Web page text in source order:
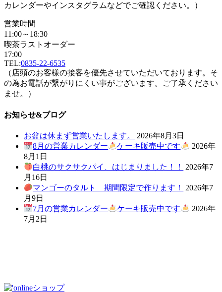
カレンダーやインスタグラムなどでご確認ください。）
営業時間
11:00～18:30
喫茶ラストオーダー
17:00
TEL:0835-22-6535
（店頭のお客様の接客を優先させていただいております。そ
の為お電話が繋がりにくい事がございます。ご了承ください
ませ。）
お知らせ&ブログ
お盆は休まず営業いたします。
2026年8月3日
8月の営業カレンダー
ケーキ販売中です
2026年
8月1日
白桃のサクサクパイ、はじまりました！！
2026年7
月16日
マンゴーのタルト 期間限定で作ります！
2026年7
月9日
7月の営業カレンダー
ケーキ販売中です
2026年
7月2日